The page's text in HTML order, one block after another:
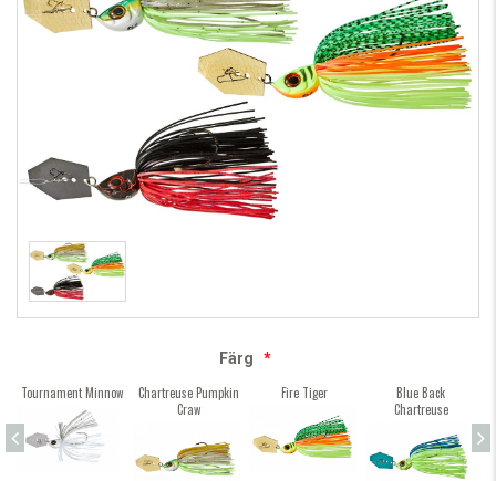
Färg
*
Tournament Minnow
Chartreuse Pumpkin
Craw
Fire Tiger
Blue Back
Chartreuse